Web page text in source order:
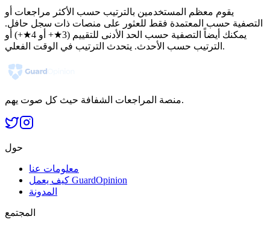
يقوم معظم المستخدمين بالترتيب حسب الأكثر مراجعات أو
التصفية حسب المعتمدة فقط للعثور على منصات ذات سجل حافل.
يمكنك أيضاً التصفية حسب الحد الأدنى للتقييم (3★+ أو 4★+) أو
الترتيب حسب الأحدث. يتحدث الترتيب في الوقت الفعلي.
منصة المراجعات الشفافة حيث كل صوت يهم.
حول
معلومات عنا
كيف يعمل GuardOpinion
المدونة
المجتمع